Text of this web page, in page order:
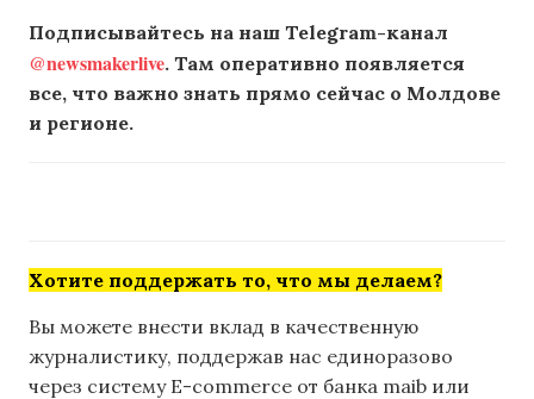
Подписывайтесь на наш Telegram-канал
@newsmakerlive. Там оперативно появляется
все, что важно знать прямо сейчас о Молдове
и регионе.
Хотите поддержать то, что мы делаем?
Вы можете внести вклад в качественную
журналистику, поддержав нас единоразово
через систему E-commerce от банка maib или